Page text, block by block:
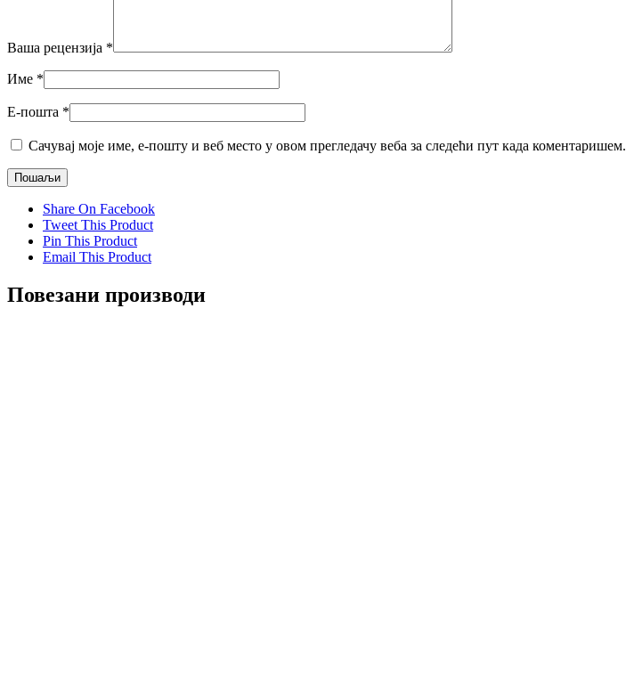
Ваша рецензија *
Име *
Е-пошта *
Сачувај моје име, е-пошту и веб место у овом прегледачу веба за следећи пут када коментаришем.
Share On Facebook
Tweet This Product
Pin This Product
Email This Product
Повезани производи